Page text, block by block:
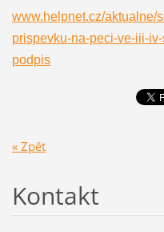
www.helpnet.cz/aktualne/
prispevku-na-peci-ve-iii-
podpis
« Zpět
Kontakt